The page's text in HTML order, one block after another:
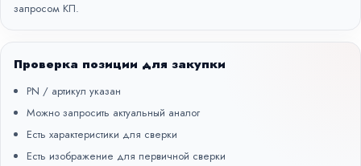
запросом КП.
Проверка позиции для закупки
PN / артикул указан
Можно запросить актуальный аналог
Есть характеристики для сверки
Есть изображение для первичной сверки